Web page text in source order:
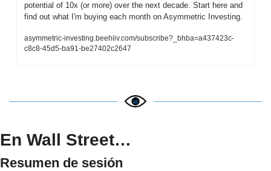
potential of 10x (or more) over the next decade. Start here and
find out what I'm buying each month on Asymmetric Investing.
asymmetric-investing.beehiiv.com/subscribe?_bhba=a437423c-
c8c8-45d5-ba91-be27402c2647
En Wall Street…
Resumen de sesión